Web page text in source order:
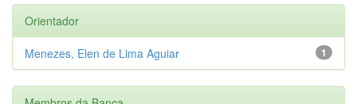
Orientador
1
Menezes, Elen de Lima Aguiar